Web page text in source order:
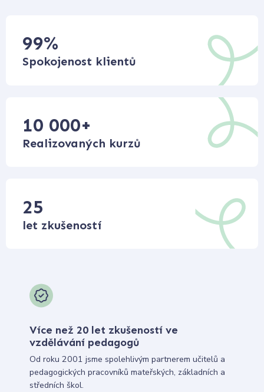
99%
Spokojenost klientů
10 000+
Realizovaných kurzů
25
let zkušeností
Více než 20 let zkušeností ve
vzdělávání pedagogů
Od roku 2001 jsme spolehlivým partnerem učitelů a
pedagogických pracovníků mateřských, základních a
středních škol.